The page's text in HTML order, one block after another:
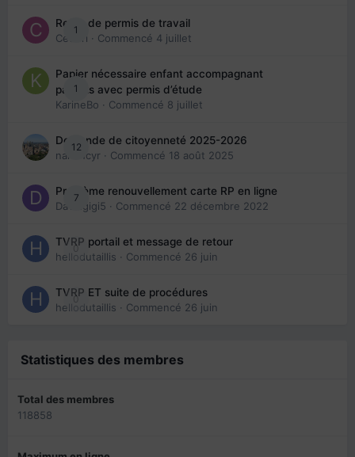
1
Refus de permis de travail
Cedbri · Commencé 4 juillet
1
Papier nécessaire enfant accompagnant
parents avec permis d’étude
KarineBo · Commencé 8 juillet
12
Demande de citoyenneté 2025-2026
nanancyr · Commencé 18 août 2025
7
Problème renouvellement carte RP en ligne
Davidgigi5 · Commencé 22 décembre 2022
0
TVRP portail et message de retour
hellodutaillis · Commencé 26 juin
0
TVRP ET suite de procédures
hellodutaillis · Commencé 26 juin
Statistiques des membres
Total des membres
118858